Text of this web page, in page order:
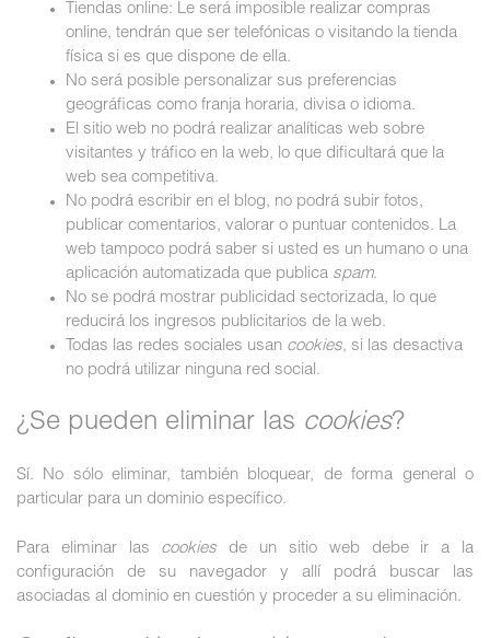
Tiendas online: Le será imposible realizar compras
online, tendrán que ser telefónicas o visitando la tienda
física si es que dispone de ella.
No será posible personalizar sus preferencias
geográficas como franja horaria, divisa o idioma.
El sitio web no podrá realizar analíticas web sobre
visitantes y tráfico en la web, lo que dificultará que la
web sea competitiva.
No podrá escribir en el blog, no podrá subir fotos,
publicar comentarios, valorar o puntuar contenidos. La
web tampoco podrá saber si usted es un humano o una
aplicación automatizada que publica spam.
No se podrá mostrar publicidad sectorizada, lo que
reducirá los ingresos publicitarios de la web.
Todas las redes sociales usan cookies, si las desactiva
no podrá utilizar ninguna red social.
¿Se pueden eliminar las cookies?
Sí. No sólo eliminar, también bloquear, de forma general o
particular para un dominio específico.
Para eliminar las cookies de un sitio web debe ir a la
configuración de su navegador y allí podrá buscar las
asociadas al dominio en cuestión y proceder a su eliminación.